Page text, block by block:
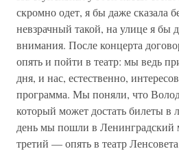
скромно одет, я бы даже сказала
невзрачный такой, на улице я бы
внимания. После концерта
опять и пойти в театр: мы ведь
дня, и нас, естественно,
программа. Мы поняли, что
который может достать билеты в
день мы пошли в Ленинградский
третий — опять в театр